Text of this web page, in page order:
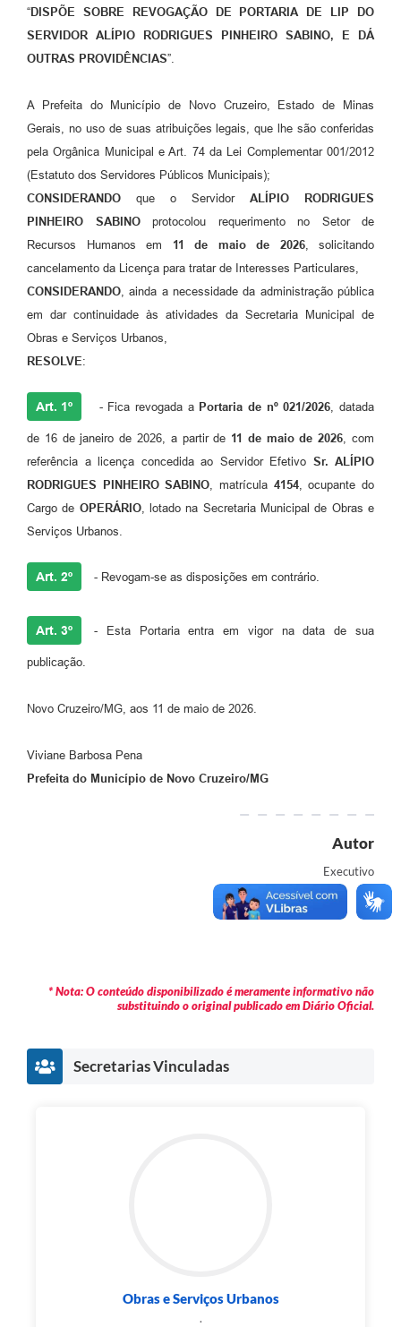
“DISPÕE SOBRE REVOGAÇÃO DE PORTARIA DE LIP DO
SERVIDOR ALÍPIO RODRIGUES PINHEIRO SABINO, E DÁ
OUTRAS PROVIDÊNCIAS”.
A Prefeita do Município de Novo Cruzeiro, Estado de Minas
Gerais, no uso de suas atribuições legais, que lhe são conferidas
pela Orgânica Municipal e Art. 74 da Lei Complementar 001/2012
(Estatuto dos Servidores Públicos Municipais);
CONSIDERANDO que o Servidor ALÍPIO RODRIGUES
PINHEIRO SABINO protocolou requerimento no Setor de
Recursos Humanos em 11 de maio de 2026, solicitando
cancelamento da Licença para tratar de Interesses Particulares,
CONSIDERANDO, ainda a necessidade da administração pública
em dar continuidade às atividades da Secretaria Municipal de
Obras e Serviços Urbanos,
RESOLVE:
Art. 1º - Fica revogada a Portaria de nº 021/2026, datada
de 16 de janeiro de 2026, a partir de 11 de maio de 2026, com
referência a licença concedida ao Servidor Efetivo Sr. ALÍPIO
RODRIGUES PINHEIRO SABINO, matrícula 4154, ocupante do
Cargo de OPERÁRIO, lotado na Secretaria Municipal de Obras e
Serviços Urbanos.
Art. 2º - Revogam-se as disposições em contrário.
Art. 3º - Esta Portaria entra em vigor na data de sua
publicação.
Novo Cruzeiro/MG, aos 11 de maio de 2026.
Viviane Barbosa Pena
Prefeita do Município de Novo Cruzeiro/MG
Autor
Executivo
* Nota: O conteúdo disponibilizado é meramente informativo não
substituindo o original publicado em Diário Oficial.
Secretarias Vinculadas
Obras e Serviços Urbanos
.